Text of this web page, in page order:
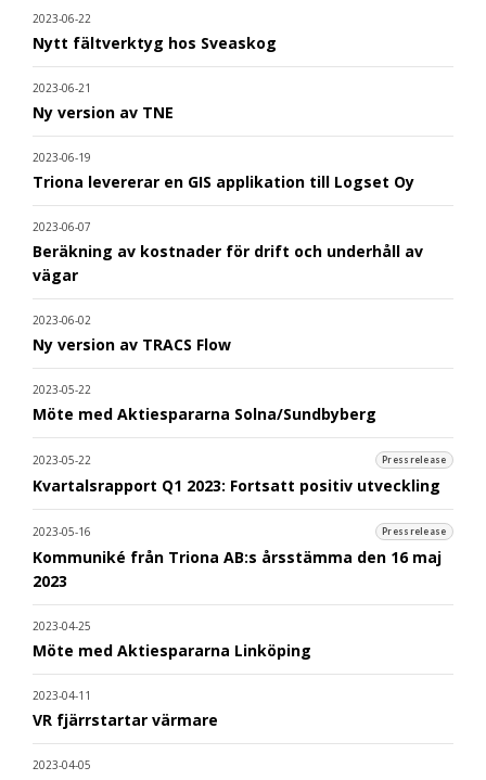
2023-06-22
Nytt fältverktyg hos Sveaskog
2023-06-21
Ny version av TNE
2023-06-19
Triona levererar en GIS applikation till Logset Oy
2023-06-07
Beräkning av kostnader för drift och underhåll av
vägar
2023-06-02
Ny version av TRACS Flow
2023-05-22
Möte med Aktiespararna Solna/Sundbyberg
2023-05-22 Pressrelease
Kvartalsrapport Q1 2023: Fortsatt positiv utveckling
2023-05-16 Pressrelease
Kommuniké från Triona AB:s årsstämma den 16 maj
2023
2023-04-25
Möte med Aktiespararna Linköping
2023-04-11
VR fjärrstartar värmare
2023-04-05